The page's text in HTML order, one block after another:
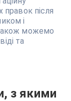
правок після
і
можемо
та
з якими